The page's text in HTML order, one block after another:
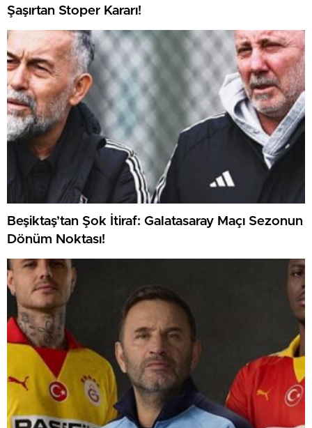
Şaşırtan Stoper Kararı!
Beşiktaş’tan Şok İtiraf: Galatasaray Maçı Sezonun
Dönüm Noktası!